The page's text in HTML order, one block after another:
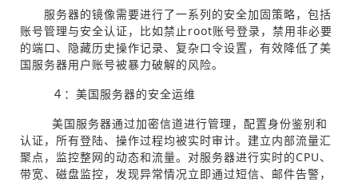
服务器的镜像需要进行了一系列的安全加固策略，包括
账号管理与安全认证，比如禁止root账号登录，禁用非必要
的端口、隐藏历史操作记录、复杂口令设置，有效降低了美
国服务器用户账号被暴力破解的风险。
４：美国服务器的安全运维
美国服务器通过加密信道进行管理，配置身份鉴别和
认证，所有登陆、操作过程均被实时审计。建立内部流量汇
聚点，监控整网的动态和流量。对服务器进行实时的CPU、
带宽、磁盘监控，发现异常情况立即通过短信、邮件告警，